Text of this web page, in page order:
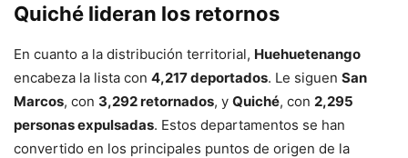
Quiché lideran los retornos
En cuanto a la distribución territorial, Huehuetenango
encabeza la lista con 4,217 deportados. Le siguen San
Marcos, con 3,292 retornados, y Quiché, con 2,295
personas expulsadas. Estos departamentos se han
convertido en los principales puntos de origen de la